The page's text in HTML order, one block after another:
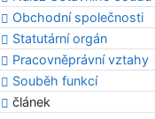
Obchodní společnosti
Statutární orgán
Pracovněprávní vztahy
Souběh funkcí
článek